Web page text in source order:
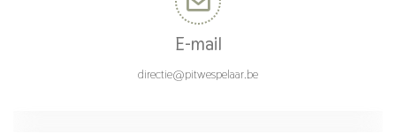
E-mail
directie@pitwespelaar.be